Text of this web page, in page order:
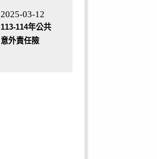
2025-03-12
113-114年公共
意外責任險